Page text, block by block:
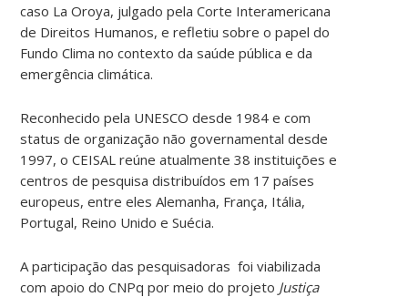
caso La Oroya, julgado pela Corte Interamericana
de Direitos Humanos, e refletiu sobre o papel do
Fundo Clima no contexto da saúde pública e da
emergência climática.
Reconhecido pela UNESCO desde 1984 e com
status de organização não governamental desde
1997, o CEISAL reúne atualmente 38 instituições e
centros de pesquisa distribuídos em 17 países
europeus, entre eles Alemanha, França, Itália,
Portugal, Reino Unido e Suécia.
A participação das pesquisadoras foi viabilizada
com apoio do CNPq por meio do projeto Justiça